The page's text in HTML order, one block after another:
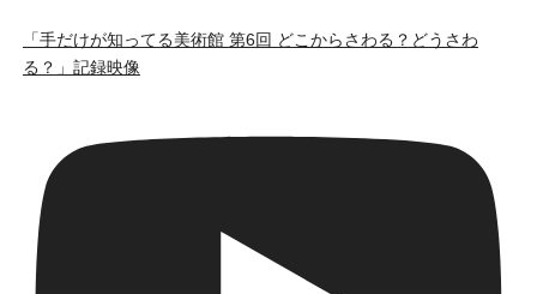
「手だけが知ってる美術館 第6回 どこからさわる？どうさわ
る？」記録映像